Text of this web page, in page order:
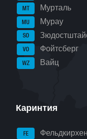
MT Мурталь
MU Мурау
SO
VO Фойтсберг
WZ Вайц
Каринтия
FE Фельдкирхен